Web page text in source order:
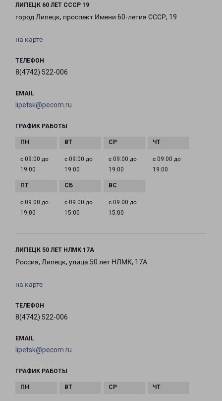
ЛИПЕЦК 60 ЛЕТ СССР 19
город Липецк, проспект Имени 60-летия СССР, 19
на карте
ТЕЛЕФОН
8(4742) 522-006
EMAIL
lipetsk@pecom.ru
ГРАФИК РАБОТЫ
с 09:00 до
19:00
с 09:00 до
19:00
с 09:00 до
19:00
с 09:00 до
19:00
с 09:00 до
19:00
с 09:00 до
15:00
с 09:00 до
15:00
ЛИПЕЦК 50 ЛЕТ НЛМК 17А
Россия, Липецк, улица 50 лет НЛМК, 17А
на карте
ТЕЛЕФОН
8(4742) 522-006
EMAIL
lipetsk@pecom.ru
ГРАФИК РАБОТЫ